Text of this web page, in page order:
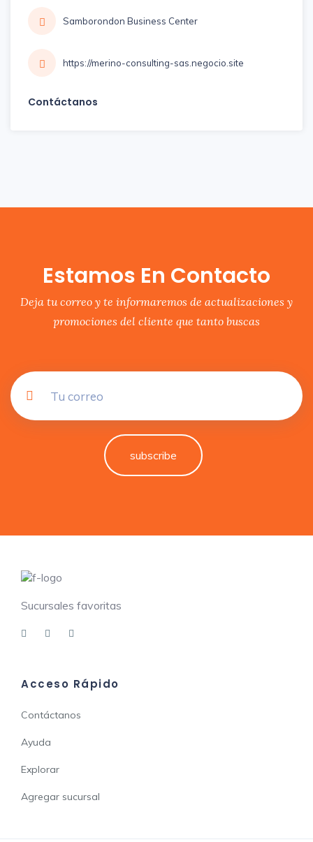
Samborondon Business Center
https://merino-consulting-sas.negocio.site
Contáctanos
Estamos En Contacto
Deja tu correo y te informaremos de actualizaciones y
promociones del cliente que tanto buscas
subscribe
Sucursales favoritas
Acceso Rápido
Contáctanos
Ayuda
Explorar
Agregar sucursal